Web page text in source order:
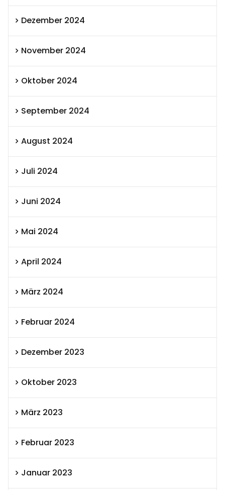
Dezember 2024
November 2024
Oktober 2024
September 2024
August 2024
Juli 2024
Juni 2024
Mai 2024
April 2024
März 2024
Februar 2024
Dezember 2023
Oktober 2023
März 2023
Februar 2023
Januar 2023